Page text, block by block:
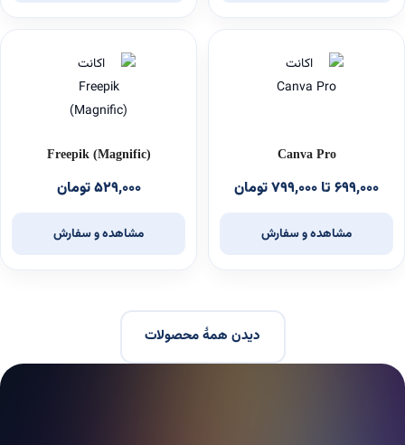
Canva Pro
۶۹۹,۰۰۰ تا ۷۹۹,۰۰۰ تومان
مشاهده و سفارش
Freepik (Magnific)
۵۲۹,۰۰۰ تومان
مشاهده و سفارش
دیدن همهٔ محصولات